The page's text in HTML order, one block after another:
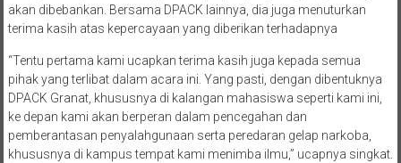
akan dibebankan. Bersama DPACK lainnya, dia juga menuturkan
terima kasih atas kepercayaan yang diberikan terhadapnya
“Tentu pertama kami ucapkan terima kasih juga kepada semua
pihak yang terlibat dalam acara ini. Yang pasti, dengan dibentuknya
DPACK Granat, khususnya di kalangan mahasiswa seperti kami ini,
ke depan kami akan berperan dalam pencegahan dan
pemberantasan penyalahgunaan serta peredaran gelap narkoba,
khususnya di kampus tempat kami menimba ilmu,” ucapnya singkat.